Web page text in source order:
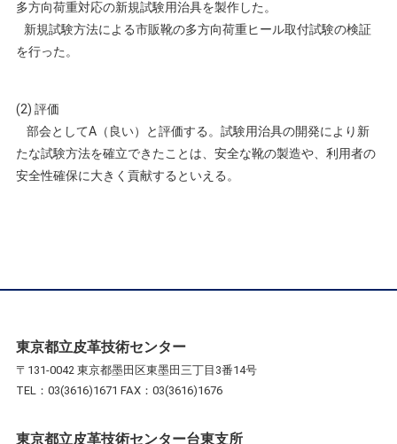
多方向荷重対応の新規試験用治具を製作した。
新規試験方法による市販靴の多方向荷重ヒール取付試験の検証
を行った。
(2) 評価
部会としてA（良い）と評価する。試験用治具の開発により新
たな試験方法を確立できたことは、安全な靴の製造や、利用者の
安全性確保に大きく貢献するといえる。
東京都立皮革技術センター
〒131-0042 東京都墨田区東墨田三丁目3番14号
TEL：03(3616)1671 FAX：03(3616)1676
東京都立皮革技術センター台東支所